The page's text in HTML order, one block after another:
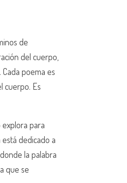
de
del cuerpo,
poema es
cuerpo. Es
para
dedicado a
la palabra
que se